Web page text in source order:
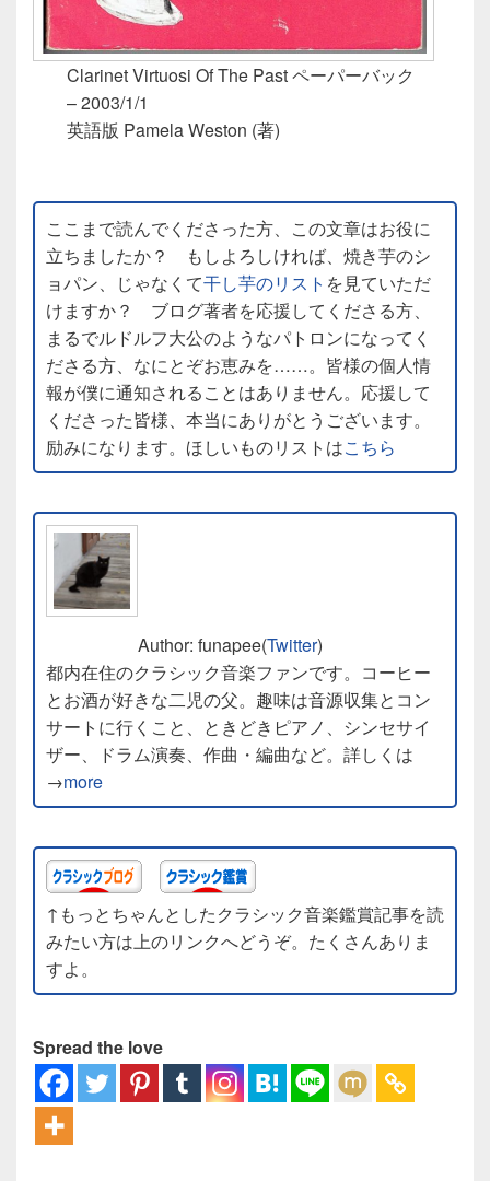
Clarinet Virtuosi Of The Past ペーパーバック
– 2003/1/1
英語版 Pamela Weston (著)
ここまで読んでくださった方、この文章はお役に
立ちましたか？ もしよろしければ、焼き芋のシ
ョパン、じゃなくて干し芋のリスト を見ていただ
けますか？ ブログ著者を応援してくださる方、
まるでルドルフ大公のようなパトロンになってく
ださる方、なにとぞお恵みを……。皆様の個人情
報が僕に通知されることはありません。応援して
くださった皆様、本当にありがとうございます。
励みになります。ほしいものリストはこちら
Author: funapee(Twitter)
都内在住のクラシック音楽ファンです。コーヒー
とお酒が好きな二児の父。趣味は音源収集とコン
サートに行くこと、ときどきピアノ、シンセサイ
ザー、ドラム演奏、作曲・編曲など。詳しくは
→more
↑もっとちゃんとしたクラシック音楽鑑賞記事を読
みたい方は上のリンクへどうぞ。たくさんありま
すよ。
Spread the love